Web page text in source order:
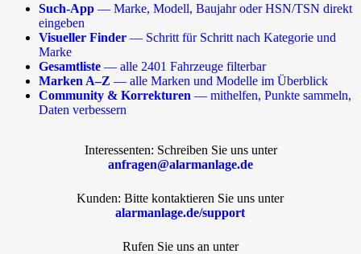
Such-App — Marke, Modell, Baujahr oder HSN/TSN direkt
eingeben
Visueller Finder — Schritt für Schritt nach Kategorie und
Marke
Gesamtliste — alle 2401 Fahrzeuge filterbar
Marken A–Z — alle Marken und Modelle im Überblick
Community & Korrekturen — mithelfen, Punkte sammeln,
Daten verbessern
Interessenten: Schreiben Sie uns unter
anfragen@alarmanlage.de
Kunden: Bitte kontaktieren Sie uns unter
alarmanlage.de/support
Rufen Sie uns an unter